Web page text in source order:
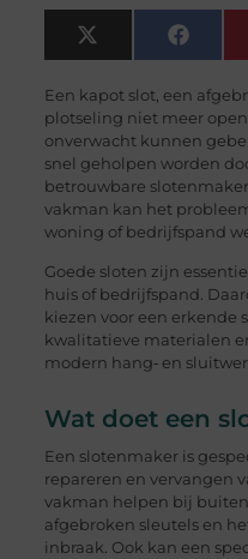
X
(Twitter)
Een kapot slot, een
plotseling niet meer
onverwacht kunnen
snel geholpen worden
betrouwbare
vakman kan het
woning of bedrijfspand
Goede sloten zijn
huis of bedrijfspand.
kiezen voor een erkende
kwalitatieve materialen
modern hang‑ en
Wat doet een
Een slotenmaker is
repareren en vervangen
vakman helpen bij
afgebroken sleutels en
inbraak. Ook kan een